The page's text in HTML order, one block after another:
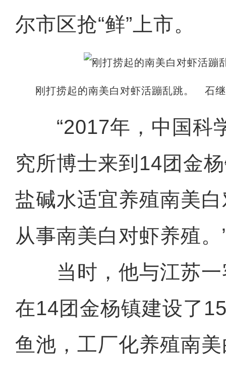
尔市区抢“鲜”上市。
刚打捞起的南美白对虾活蹦乱跳。 石
“2017年，中国科
究所博士来到14团金
盐碱水适宜养殖南美
从事南美白对虾养殖
当时，他与江苏一
在14团金杨镇建设了
鱼池，工厂化养殖南